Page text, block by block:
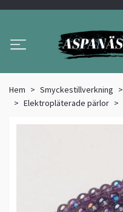
Hem Smyckestillverkning
Elektropläterade pärlor